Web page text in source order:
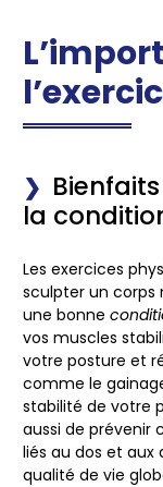
la
Les exercices
sculpter un corps
une bonne
vos muscles
votre posture et
comme le
stabilité de votre
aussi de prévenir
liés au dos et
qualité de vie